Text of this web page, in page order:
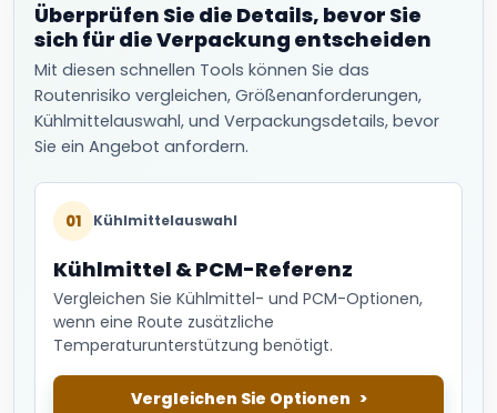
Überprüfen Sie die Details, bevor Sie
sich für die Verpackung entscheiden
Mit diesen schnellen Tools können Sie das
Routenrisiko vergleichen, Größenanforderungen,
Kühlmittelauswahl, und Verpackungsdetails, bevor
Sie ein Angebot anfordern.
01 Kühlmittelauswahl
Kühlmittel & PCM-Referenz
Vergleichen Sie Kühlmittel- und PCM-Optionen,
wenn eine Route zusätzliche
Temperaturunterstützung benötigt.
Vergleichen Sie Optionen